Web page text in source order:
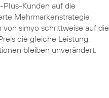
Kunden auf die
Mehrmarkenstrategie
simyo schrittweise auf die
die gleiche Leistung.
bleiben unverändert.